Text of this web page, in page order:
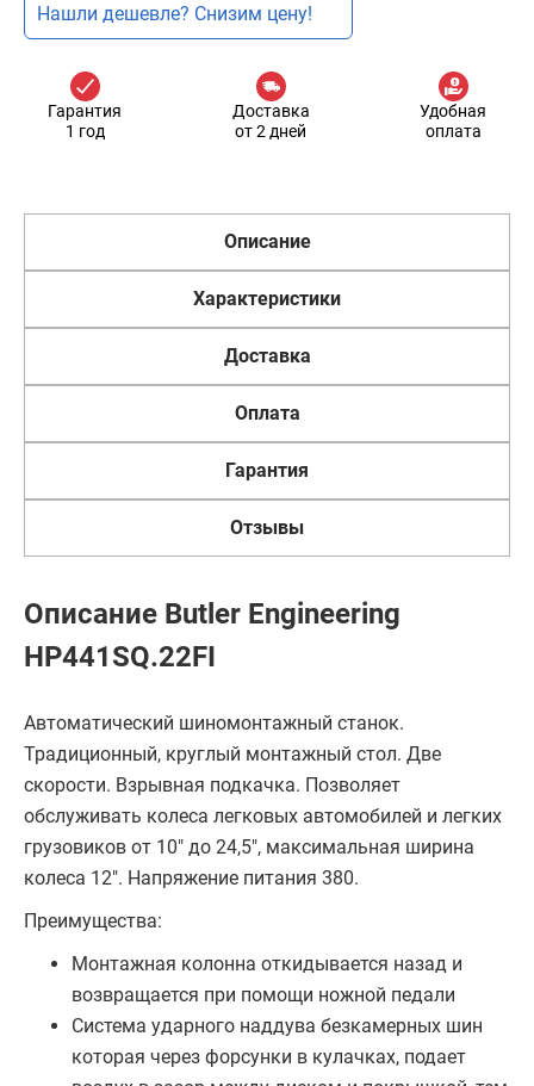
Нашли дешевле? Снизим цену!
Гарантия
1 год
Доставка
от 2 дней
Удобная
оплата
Описание
Характеристики
Доставка
Оплата
Гарантия
Отзывы
Описание Butler Engineering
HP441SQ.22FI
Автоматический шиномонтажный станок.
Традиционный, круглый монтажный стол. Две
скорости. Взрывная подкачка. Позволяет
обслуживать колеса легковых автомобилей и легких
грузовиков от 10" до 24,5", максимальная ширина
колеса 12". Напряжение питания 380.
Преимущества:
Монтажная колонна откидывается назад и
возвращается при помощи ножной педали
Система ударного наддува безкамерных шин
которая через форсунки в кулачках, подает